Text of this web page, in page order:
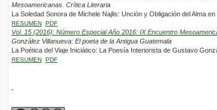
Mesoamericanas. Crítica Literaria
La Soledad Sonora de Michele Najlis: Unción y Obligación del Alma
RESUMEN PDF
Vol. 15 (2016): Número Especial Año 2016: IX Encuentro
González Villanueva: El poeta de la Antigua Guatemala
La Poética del Viaje Iniciático: La Poesía Interiorista de Gustavo
RESUMEN PDF